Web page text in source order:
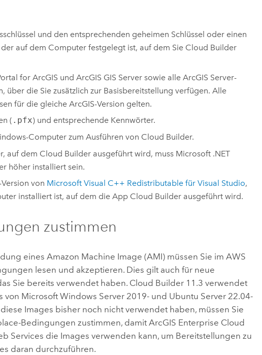
und den entsprechenden geheimen Schlüssel oder einen
der auf dem Computer festgelegt ist, auf dem Sie Cloud Builder
for ArcGIS und ArcGIS GIS Serversowie alle ArcGIS Server-
über die Sie zusätzlich zur Basisbereitstellung verfügen. Alle
für die gleiche ArcGIS-Version gelten.
( .pfx) und entsprechende Kennwörter.
-Computer zum Ausführen von Cloud Builder.
auf dem Cloud Builderausgeführt wird, muss Microsoft .NET
höher installiert sein.
von Microsoft Visual C++ Redistributable für Visual Studio,
installiert ist, auf dem die App Cloud Builderausgeführt wird.
zustimmen
einesAmazon Machine Image (AMI) müssen Sie imAWS
lesen und akzeptieren. Dies gilt auch für neue
Sie bereits verwendet haben. Cloud Builder 11.3 verwendet
von Microsoft Windows Server 2019- und Ubuntu Server 22.04-
Images bisher noch nicht verwendet haben, müssen Sie
Bedingungen zustimmen, damitArcGIS Enterprise Cloud
Services die Images verwenden kann, um Bereitstellungen zu
daran durchzuführen.